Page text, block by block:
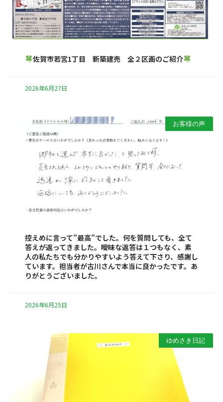
佐賀市若宮1丁目 新築建売 全２区画のご紹介
2026年6月27日
お客様の声
控えめに言って”最高”でした。何を質問しても、全て
答えが返ってきました。曖昧な返答は１つもなく、素
人の私たちでも分かりやすいよう答えて下さり、感謝し
ています。担当者が古川さんで本当に良かったです。あ
りがとうございました。
2026年6月25日
ゆめさき日記